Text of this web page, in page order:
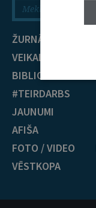
ŽURNĀLS
VEIKALS
BIBLIOTĒKA
#TEIRDARBS
JAUNUMI
AFIŠA
FOTO / VIDEO
VĒSTKOPA